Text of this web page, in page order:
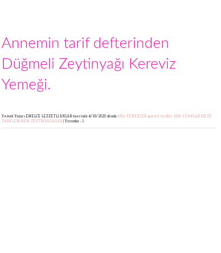
Annemin tarif defterinden
Düğmeli Zeytinyağı Kereviz
Yemeği.
Yemek Yazarı EMELCE LEZZETLİ ANLARüzerinde 4/16/2020 altında ANA YEMEKLER aparatif tarifler ARA SICAKLAR MEZE
TARİFLERİ NEW ZEYTİNYAĞLILAR | Yorumlar : 1